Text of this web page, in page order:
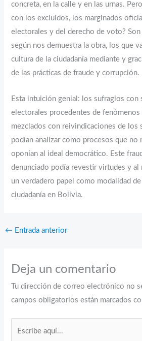
concreta, en la calle y en las urnas.
con los excluidos, los marginados
electorales y del derecho de voto?
según nos demuestra la obra, los que
cultura de la ciudadanía mediante y
de las prácticas de fraude y corrupción.
Esta intuición genial: los sufragios con
electorales procedentes de fenómenos
mezclados con reivindicaciones de los
podían analizar como procesos que no
oponían al ideal democrático. Este
denunciado podía revestir virtudes y al
un verdadero papel como modalidad
ciudadanía en Bolivia.
← Entrada anterior
Deja un comentario
Tu dirección de correo electrónico no
campos obligatorios están marcados